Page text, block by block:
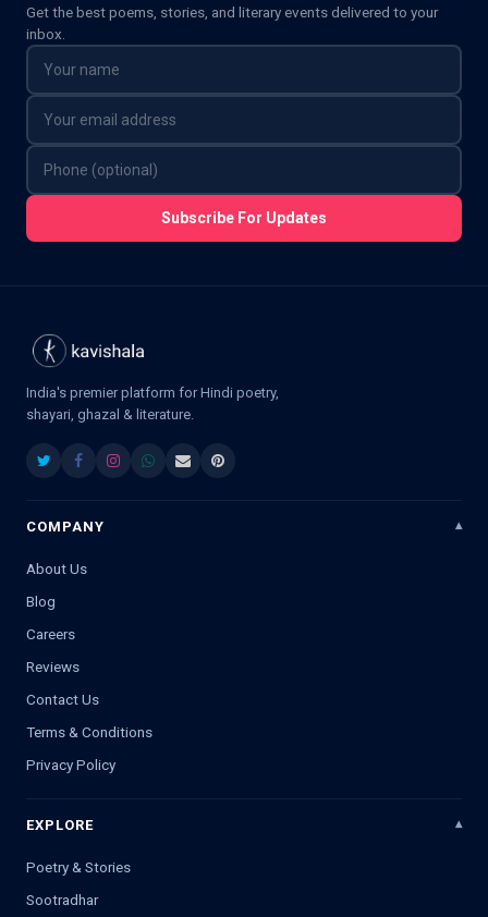
Get the best poems, stories, and literary events delivered to your
inbox.
Subscribe For Updates
India's premier platform for Hindi poetry,
shayari, ghazal & literature.
COMPANY
About Us
Blog
Careers
Reviews
Contact Us
Terms & Conditions
Privacy Policy
EXPLORE
Poetry & Stories
Sootradhar